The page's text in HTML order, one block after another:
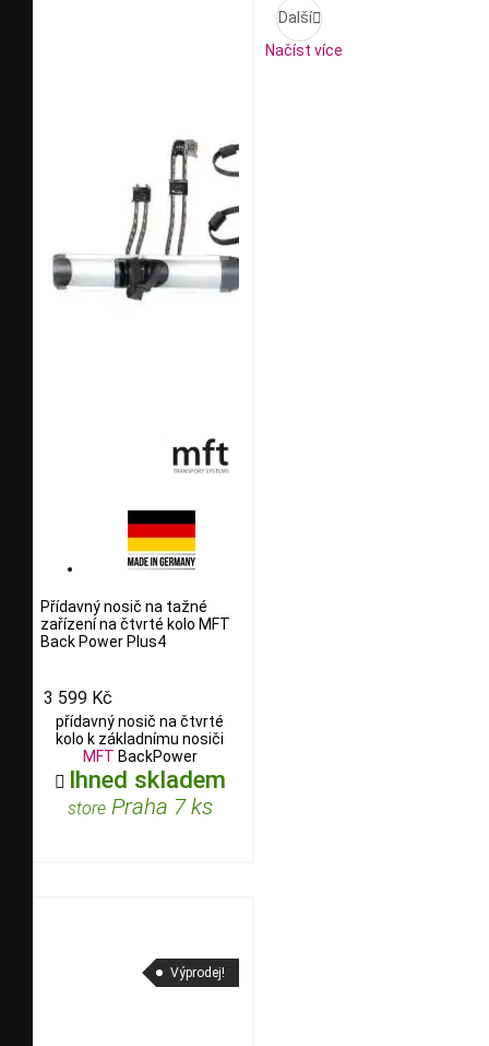
Přídavný nosič na tažné
zařízení na čtvrté kolo MFT
Back Power Plus4
3 599 Kč
přídavný nosič na čtvrté
kolo k základnímu nosiči
MFT BackPower
 Ihned skladem
storePraha 7 ks
Výprodej!
Další
Načíst více